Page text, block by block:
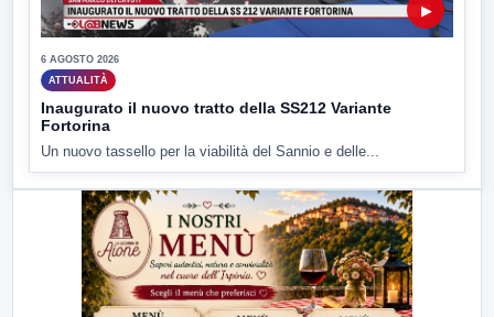
▶
6 AGOSTO 2026
ATTUALITÀ
Inaugurato il nuovo tratto della SS212 Variante
Fortorina
Un nuovo tassello per la viabilità del Sannio e delle...